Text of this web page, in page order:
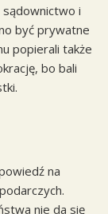
i
być prywatne
popierali także
bo bali
na
nie da się